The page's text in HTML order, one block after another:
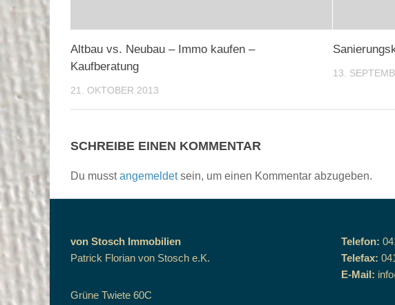
Altbau vs. Neubau – Immo kaufen –
Kaufberatung
21. OKTOBER 2013
13.
SCHREIBE EINEN KOMMENTAR
Du musstangemeldetsein, um einen Kommentar abzugeben.
von Stosch Immobilien
Patrick Florian von Stosch e.K.
Grüne Twiete 60C
Telefon:
Telefax:
E-Mail: